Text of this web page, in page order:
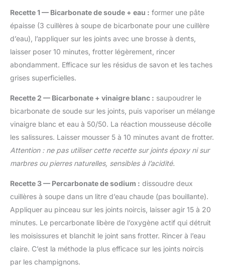
Recette 1 — Bicarbonate de soude + eau : former une pâte
épaisse (3 cuillères à soupe de bicarbonate pour une cuillère
d’eau), l’appliquer sur les joints avec une brosse à dents,
laisser poser 10 minutes, frotter légèrement, rincer
abondamment. Efficace sur les résidus de savon et les taches
grises superficielles.
Recette 2 — Bicarbonate + vinaigre blanc : saupoudrer le
bicarbonate de soude sur les joints, puis vaporiser un mélange
vinaigre blanc et eau à 50/50. La réaction mousseuse décolle
les salissures. Laisser mousser 5 à 10 minutes avant de frotter.
Attention : ne pas utiliser cette recette sur joints époxy ni sur
marbres ou pierres naturelles, sensibles à l’acidité.
Recette 3 — Percarbonate de sodium : dissoudre deux
cuillères à soupe dans un litre d’eau chaude (pas bouillante).
Appliquer au pinceau sur les joints noircis, laisser agir 15 à 20
minutes. Le percarbonate libère de l’oxygène actif qui détruit
les moisissures et blanchit le joint sans frotter. Rincer à l’eau
claire. C’est la méthode la plus efficace sur les joints noircis
par les champignons.